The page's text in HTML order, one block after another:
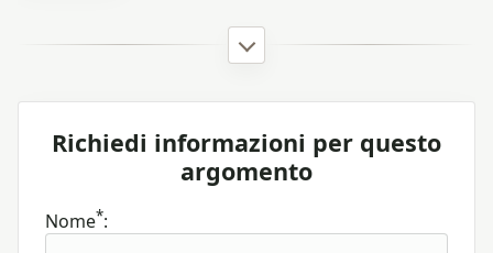
Richiedi informazioni per questo
argomento
Nome*: